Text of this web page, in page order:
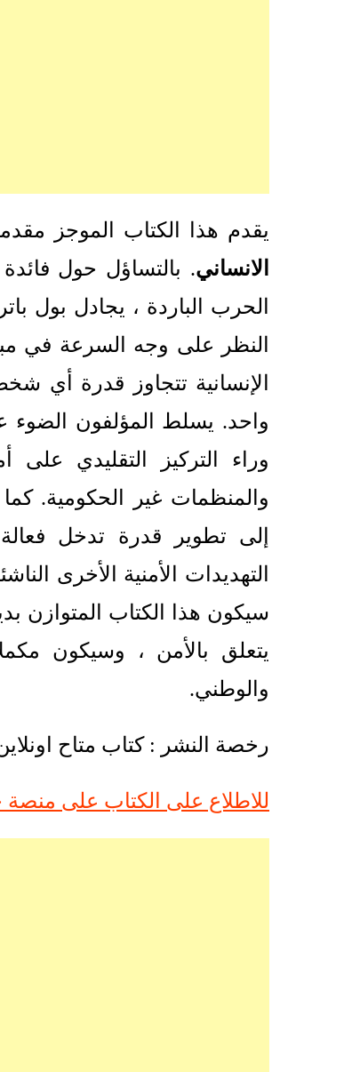
يقدم هذا الكتاب الموجز
الانساني. بالتساؤل حول
الحرب الباردة ، يجادل بول
النظر على وجه السرعة في
الإنسانية تتجاوز قدرة
واحد. يسلط المؤلفون الضوء
وراء التركيز التقليدي
والمنظمات غير الحكومية.
إلى تطوير قدرة تدخل
التهديدات الأمنية الأخرى
سيكون هذا الكتاب المتوازن
يتعلق بالأمن ، وسيكون
والوطني.
رخصة النشر : كتاب متاح
للاطلاع على الكتاب على